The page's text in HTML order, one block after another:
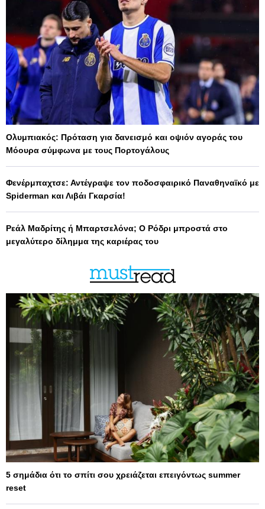
Ολυμπιακός: Πρόταση για δανεισμό και οψιόν αγοράς του
Μόουρα σύμφωνα με τους Πορτογάλους
Φενέρμπαχτσε: Αντέγραψε τον ποδοσφαιρικό Παναθηναϊκό με
Spiderman και Λιβάι Γκαρσία!
Ρεάλ Μαδρίτης ή Μπαρτσελόνα; Ο Ρόδρι μπροστά στο
μεγαλύτερο δίλημμα της καριέρας του
5 σημάδια ότι το σπίτι σου χρειάζεται επειγόντως summer
reset